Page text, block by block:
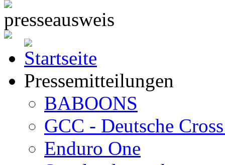
Pressemitteilungen
BABOONS
GCC - Deutsche
Enduro One